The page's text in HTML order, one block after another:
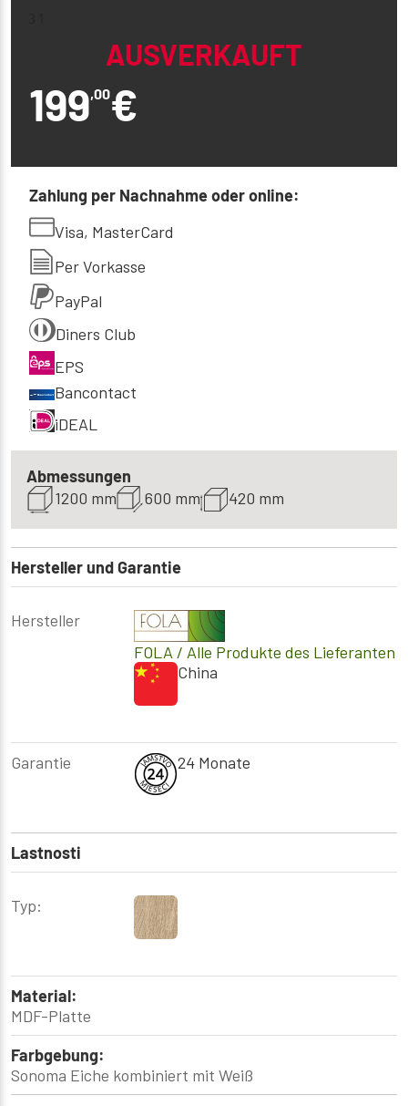
AUSVERKAUFT
199,00€
Zahlung per Nachnahme oder online:
Visa, MasterCard
Per Vorkasse
PayPal
Diners Club
EPS
Bancontact
iDEAL
Abmessungen
1200 mm
600 mm 420 mm
Hersteller und Garantie
Hersteller
FOLA / Alle Produkte des Lieferanten
China
Garantie 24 Monate
Lastnosti
Typ:
Material:
MDF-Platte
Farbgebung:
Sonoma Eiche kombiniert mit Weiß